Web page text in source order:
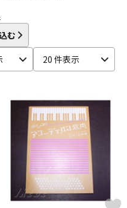
パーカッション
電子ピアノ
む
20 件表示